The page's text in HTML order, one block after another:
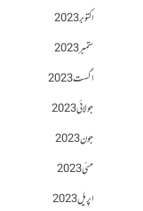
اکتوبر 2023
ستمبر 2023
اگست 2023
جولائی 2023
جون 2023
مئی 2023
اپریل 2023